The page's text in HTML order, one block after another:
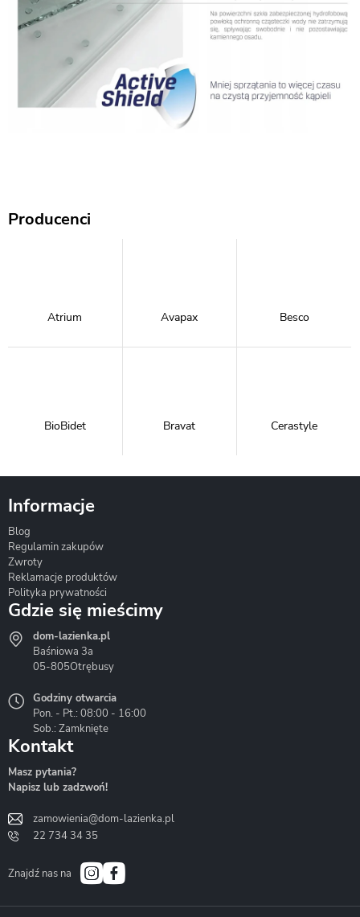
Producenci
Atrium Avapax Besco
BioBidet Bravat Cerastyle
Hydrostop
Liveno
Bath&Spa
Informacje
Blog
Regulamin zakupów
Zwroty
Reklamacje produktów
Polityka prywatności
Gdzie się mieścimy
dom-lazienka.pl
Baśniowa 3a
05-805Otrębusy
Godziny otwarcia
Pon. - Pt.: 08:00 - 16:00
Sob.: Zamknięte
Kontakt
Masz pytania?
Napisz lub zadzwoń!
zamowienia@dom-lazienka.pl
22 734 34 35
Znajdź nas na